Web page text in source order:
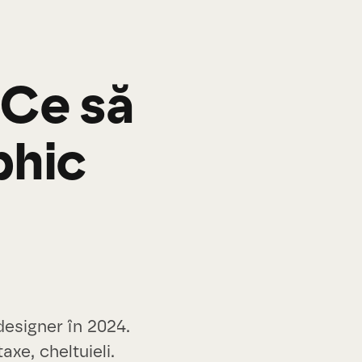
să
în 2024.
cheltuieli.